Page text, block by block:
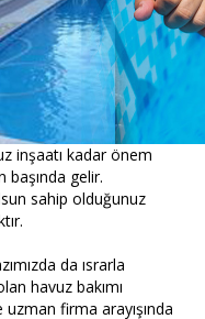
inşaatı kadar önem
başında gelir.
sahip olduğunuz
da ısrarla
havuz bakımı
firma arayışında